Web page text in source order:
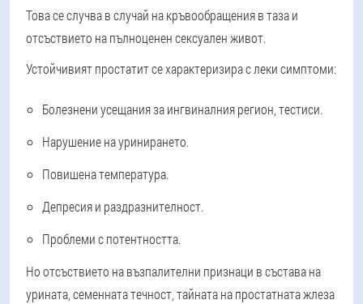
Това се случва в случай на кръвообращения в таза и
отсъствието на пълноценен сексуален живот.
Устойчивият простатит се характеризира с леки симптоми:
Болезнени усещания за ингвиналния регион, тестиси.
Нарушение на уринирането.
Повишена температура.
Депресия и раздразнителност.
Проблеми с потентността.
Но отсъствието на възпалителни признаци в състава на
урината, семенната течност, тайната на простатната жлеза